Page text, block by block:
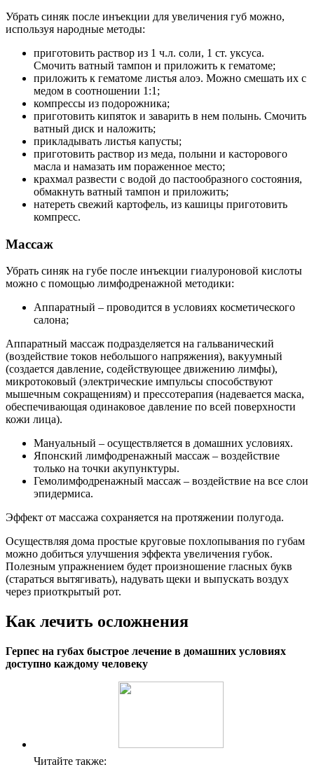
Убрать синяк после инъекции для увеличения губ можно,
используя народные методы:
приготовить раствор из 1 ч.л. соли, 1 ст. уксуса.
Смочить ватный тампон и приложить к гематоме;
приложить к гематоме листья алоэ. Можно смешать их с
медом в соотношении 1:1;
компрессы из подорожника;
приготовить кипяток и заварить в нем полынь. Смочить
ватный диск и наложить;
прикладывать листья капусты;
приготовить раствор из меда, полыни и касторового
масла и намазать им пораженное место;
крахмал развести с водой до пастообразного состояния,
обмакнуть ватный тампон и приложить;
натереть свежий картофель, из кашицы приготовить
компресс.
Массаж
Убрать синяк на губе после инъекции гиалуроновой кислоты
можно с помощью лимфодренажной методики:
Аппаратный – проводится в условиях косметического
салона;
Аппаратный массаж подразделяется на гальванический
(воздействие токов небольшого напряжения), вакуумный
(создается давление, содействующее движению лимфы),
микротоковый (электрические импульсы способствуют
мышечным сокращениям) и прессотерапия (надевается маска,
обеспечивающая одинаковое давление по всей поверхности
кожи лица).
Мануальный – осуществляется в домашних условиях.
Японский лимфодренажный массаж – воздействие
только на точки акупунктуры.
Гемолимфодренажный массаж – воздействие на все слои
эпидермиса.
Эффект от массажа сохраняется на протяжении полугода.
Осуществляя дома простые круговые похлопывания по губам
можно добиться улучшения эффекта увеличения губок.
Полезным упражнением будет произношение гласных букв
(стараться вытягивать), надувать щеки и выпускать воздух
через приоткрытый рот.
Как лечить осложнения
Герпес на губах быстрое лечение в домашних условиях
доступно каждому человеку
Читайте также: